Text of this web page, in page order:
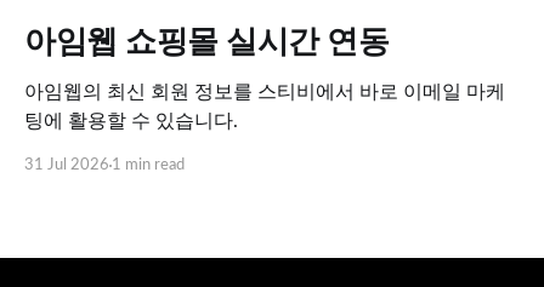
아임웹 쇼핑몰 실시간 연동
아임웹의 최신 회원 정보를 스티비에서 바로 이메일 마케
팅에 활용할 수 있습니다.
31 Jul 2026 1 min read